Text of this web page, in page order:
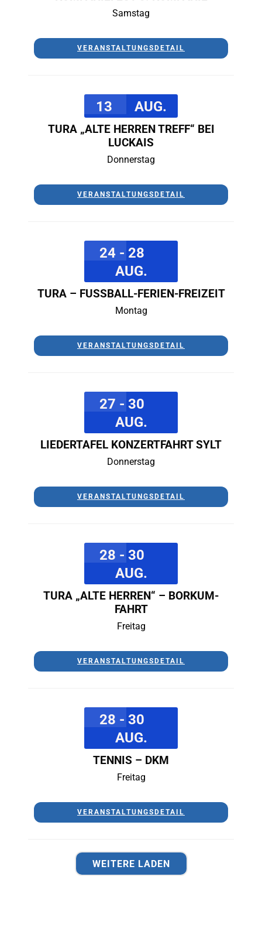
Samstag
VERANSTALTUNGSDETAIL
13 AUG.
TURA „ALTE HERREN TREFF“ BEI
LUCKAIS
Donnerstag
VERANSTALTUNGSDETAIL
24 - 28
AUG.
TURA – FUSSBALL-FERIEN-FREIZEIT
Montag
VERANSTALTUNGSDETAIL
27 - 30
AUG.
LIEDERTAFEL KONZERTFAHRT SYLT
Donnerstag
VERANSTALTUNGSDETAIL
28 - 30
AUG.
TURA „ALTE HERREN“ – BORKUM-
FAHRT
Freitag
VERANSTALTUNGSDETAIL
28 - 30
AUG.
TENNIS – DKM
Freitag
VERANSTALTUNGSDETAIL
WEITERE LADEN